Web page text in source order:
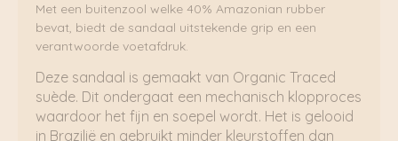
Met een buitenzool welke 40% Amazonian rubber
bevat, biedt de sandaal uitstekende grip en een
verantwoorde voetafdruk.
Deze sandaal is gemaakt van Organic Traced
suède. Dit ondergaat een mechanisch klopproces
waardoor het fijn en soepel wordt. Het is gelooid
in Brazilië en gebruikt minder kleurstoffen dan